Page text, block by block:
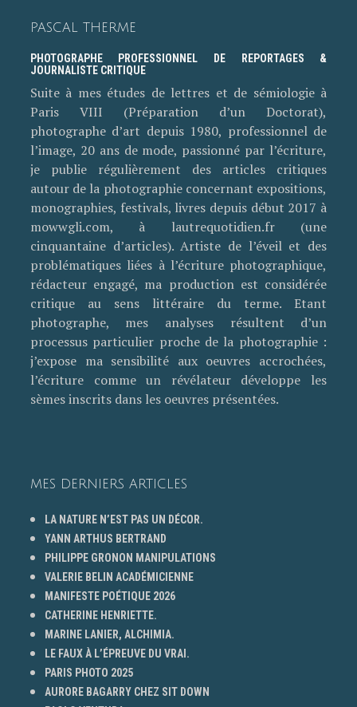
PASCAL THERME
PHOTOGRAPHE PROFESSIONNEL DE REPORTAGES &
JOURNALISTE CRITIQUE
Suite à mes études de lettres et de sémiologie à
Paris VIII (Préparation d’un Doctorat),
photographe d’art depuis 1980, professionnel de
l’image, 20 ans de mode, passionné par l’écriture,
je publie régulièrement des articles critiques
autour de la photographie concernant expositions,
monographies, festivals, livres depuis début 2017 à
mowwgli.com, à lautrequotidien.fr (une
cinquantaine d’articles). Artiste de l’éveil et des
problématiques liées à l’écriture photographique,
rédacteur engagé, ma production est considérée
critique au sens littéraire du terme. Etant
photographe, mes analyses résultent d’un
processus particulier proche de la photographie :
j’expose ma sensibilité aux oeuvres accrochées,
l’écriture comme un révélateur développe les
sèmes inscrits dans les oeuvres présentées.
MES DERNIERS ARTICLES
LA NATURE N’EST PAS UN DÉCOR.
YANN ARTHUS BERTRAND
PHILIPPE GRONON MANIPULATIONS
VALERIE BELIN ACADÉMICIENNE
MANIFESTE POÉTIQUE 2026
CATHERINE HENRIETTE.
MARINE LANIER, ALCHIMIA.
LE FAUX À L’ÉPREUVE DU VRAI.
PARIS PHOTO 2025
AURORE BAGARRY CHEZ SIT DOWN